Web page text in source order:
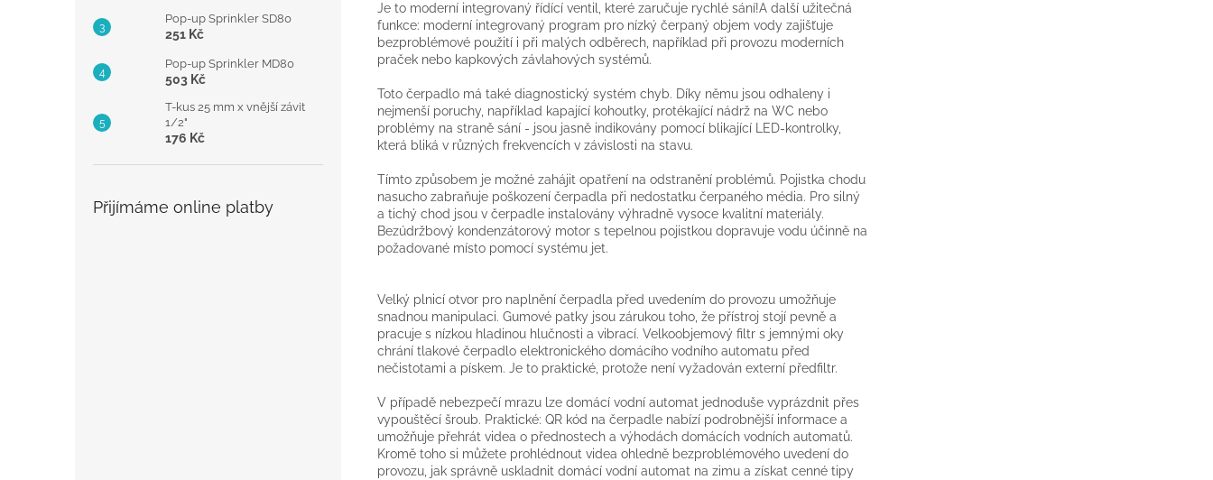
Pop-up Sprinkler SD80
251 Kč
Pop-up Sprinkler MD80
503 Kč
T-kus 25 mm x vnější závit
1/2"
176 Kč
Přijímáme online platby
Je to moderní integrovaný řídící ventil, které zaručuje rychlé sání!A další užitečná
funkce: moderní integrovaný program pro nízký čerpaný objem vody zajišťuje
bezproblémové použití i při malých odběrech, například při provozu moderních
praček nebo kapkových závlahových systémů.
Toto čerpadlo má také diagnostický systém chyb. Díky němu jsou odhaleny i
nejmenší poruchy, například kapající kohoutky, protékající nádrž na WC nebo
problémy na straně sání - jsou jasně indikovány pomocí blikající LED-kontrolky,
která bliká v různých frekvencích v závislosti na stavu.
Tímto způsobem je možné zahájit opatření na odstranění problémů. Pojistka chodu
nasucho zabraňuje poškození čerpadla při nedostatku čerpaného média. Pro silný
a tichý chod jsou v čerpadle instalovány výhradně vysoce kvalitní materiály.
Bezúdržbový kondenzátorový motor s tepelnou pojistkou dopravuje vodu účinně na
požadované místo pomocí systému jet.
Velký plnicí otvor pro naplnění čerpadla před uvedením do provozu umožňuje
snadnou manipulaci. Gumové patky jsou zárukou toho, že přístroj stojí pevně a
pracuje s nízkou hladinou hlučnosti a vibrací. Velkoobjemový filtr s jemnými oky
chrání tlakové čerpadlo elektronického domácího vodního automatu před
nečistotami a pískem. Je to praktické, protože není vyžadován externí předfiltr.
V případě nebezpečí mrazu lze domácí vodní automat jednoduše vyprázdnit přes
vypouštěcí šroub. Praktické: QR kód na čerpadle nabízí podrobnější informace a
umožňuje přehrát videa o přednostech a výhodách domácích vodních automatů.
Kromě toho si můžete prohlédnout videa ohledně bezproblémového uvedení do
provozu, jak správně uskladnit domácí vodní automat na zimu a získat cenné tipy